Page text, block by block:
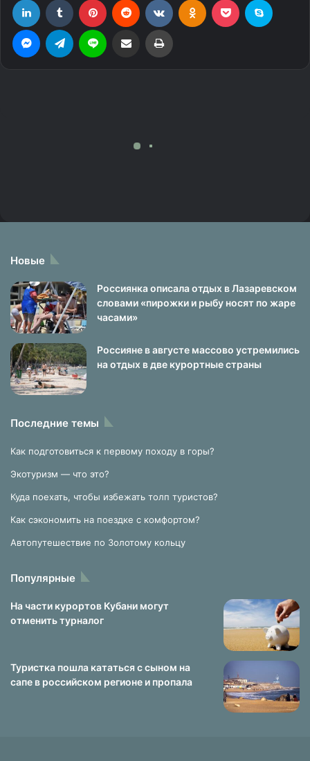
Новые
Россиянка описала отдых в Лазаревском
словами «пирожки и рыбу носят по жаре
часами»
Россияне в августе массово устремились
на отдых в две курортные страны
Последние темы
Как подготовиться к первому походу в горы?
Экотуризм — что это?
Куда поехать, чтобы избежать толп туристов?
Как сэкономить на поездке с комфортом?
Автопутешествие по Золотому кольцу
Популярные
На части курортов Кубани могут
отменить турналог
Туристка пошла кататься с сыном на
сапе в российском регионе и пропала